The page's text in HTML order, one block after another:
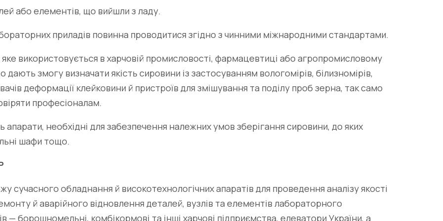
або елементів, що вийшли з ладу.
приладів повинна проводитися згідно з чинними міжнародними стандартами.
використовується в харчовій промисловості, фармацевтиці або агропромисловому
змогу визначати якість сировини із застосуванням вологомірів, білизномірів,
деформації клейковини й пристроїв для змішування та поділу проб зерна, так само
професіоналам.
необхідні для забезпечення належних умов зберігання сировини, до яких
шафи тощо.
обладнання й високотехнологічних апаратів для проведення аналізу якості
й аварійного відновлення деталей, вузлів та елементів лабораторного
борошномельні, комбікормові та інші харчові підприємства, елеватори України, а